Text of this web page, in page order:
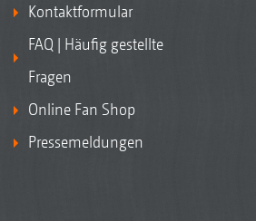
Kontaktformular
FAQ | Häufig gestellte
Fragen
Online Fan Shop
Pressemeldungen